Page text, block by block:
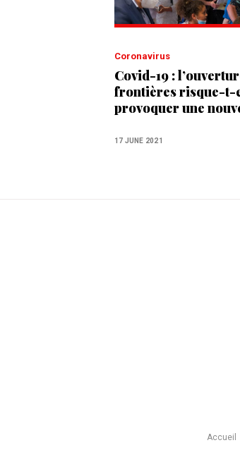
Coronavirus
Covid-19 :
frontières risque-t-
provoquer une
17 JUNE 2021
Accueil